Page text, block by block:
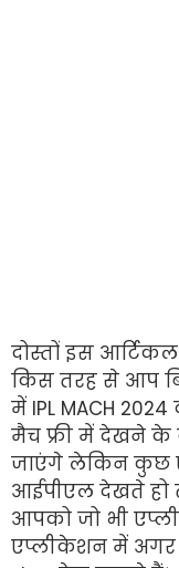
दोस्तों इस
किस तरह से आप
में IPL MACH
मैच फ्री में देखने
जाएंगे लेकिन कुछ
आईपीएल देखते हो
आपको जो भी
एप्लीकेशन में अगर